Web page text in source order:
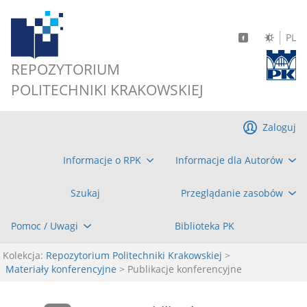
REPOZYTORIUM
POLITECHNIKI KRAKOWSKIEJ
PL
Informacje o RPK Informacje dla Autorów
Szukaj Przeglądanie zasobów
Pomoc / Uwagi Biblioteka PK
Zaloguj
Kolekcja: Repozytorium Politechniki Krakowskiej >
Materiały konferencyjne > Publikacje konferencyjne